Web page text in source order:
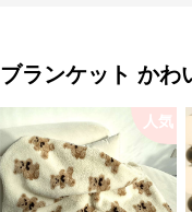
ブランケット かわ
人気